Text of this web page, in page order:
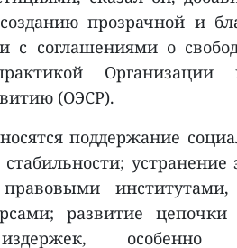
прозрачной и
с соглашениями о
Организации
(ОЭСР).
поддержание
устранение
институтами,
развитие
особенно